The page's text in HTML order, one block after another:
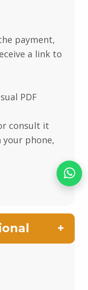
payment,
a link to
PDF
consult it
your phone,